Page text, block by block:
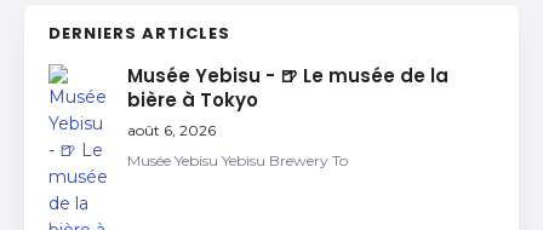
DERNIERS ARTICLES
Musée Yebisu - 🍺 Le musée de la
bière à Tokyo
août 6, 2026
Musée Yebisu Yebisu Brewery To